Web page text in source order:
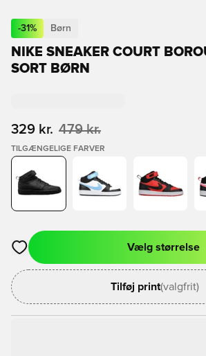
-31% Børn
NIKE SNEAKER COURT
SORT BØRN
329 kr. 479 kr.
TILGÆNGELIGE FARVER
Åbner en Modal til at logge ind eller
Vælg størrelse
Tilføj print(valgfrit)